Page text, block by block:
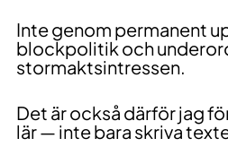
Inte genom permanent
blockpolitik och
stormaktsintressen.
Det är också därför jag
lär — inte bara skriva